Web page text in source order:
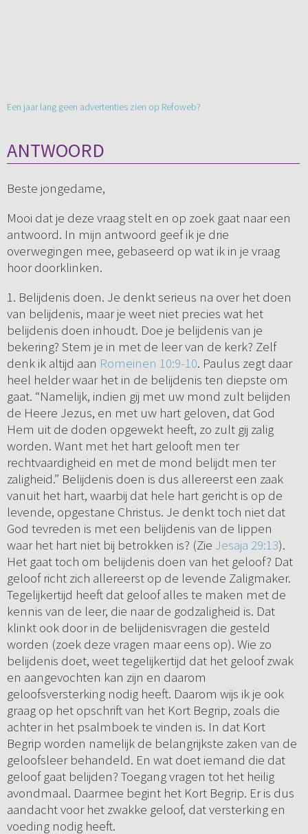
Een jaar lang geen advertenties zien op Refoweb?
ANTWOORD
Beste jongedame,
Mooi dat je deze vraag stelt en op zoek gaat naar een
antwoord. In mijn antwoord geef ik je drie
overwegingen mee, gebaseerd op wat ik in je vraag
hoor doorklinken.
1. Belijdenis doen. Je denkt serieus na over het doen
van belijdenis, maar je weet niet precies wat het
belijdenis doen inhoudt. Doe je belijdenis van je
bekering? Stem je in met de leer van de kerk? Zelf
denk ik altijd aan Romeinen 10:9-10. Paulus zegt daar
heel helder waar het in de belijdenis ten diepste om
gaat. “Namelijk, indien gij met uw mond zult belijden
de Heere Jezus, en met uw hart geloven, dat God
Hem uit de doden opgewekt heeft, zo zult gij zalig
worden. Want met het hart gelooft men ter
rechtvaardigheid en met de mond belijdt men ter
zaligheid.” Belijdenis doen is dus allereerst een zaak
vanuit het hart, waarbij dat hele hart gericht is op de
levende, opgestane Christus. Je denkt toch niet dat
God tevreden is met een belijdenis van de lippen
waar het hart niet bij betrokken is? (Zie Jesaja 29:13).
Het gaat toch om belijdenis doen van het geloof? Dat
geloof richt zich allereerst op de levende Zaligmaker.
Tegelijkertijd heeft dat geloof alles te maken met de
kennis van de leer, die naar de godzaligheid is. Dat
klinkt ook door in de belijdenisvragen die gesteld
worden (zoek deze vragen maar eens op). Wie zo
belijdenis doet, weet tegelijkertijd dat het geloof zwak
en aangevochten kan zijn en daarom
geloofsversterking nodig heeft. Daarom wijs ik je ook
graag op het opschrift van het Kort Begrip, zoals die
achter in het psalmboek te vinden is. In dat Kort
Begrip worden namelijk de belangrijkste zaken van de
geloofsleer behandeld. En wat doet iemand die dat
geloof gaat belijden? Toegang vragen tot het heilig
avondmaal. Daarmee begint het Kort Begrip. Er is dus
aandacht voor het zwakke geloof, dat versterking en
voeding nodig heeft.